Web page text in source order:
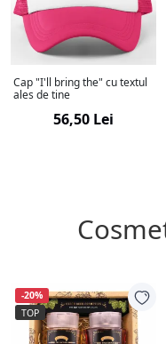
Cap "I'll bring the" cu textul
ales de tine
56,50 Lei
-20%
TOP